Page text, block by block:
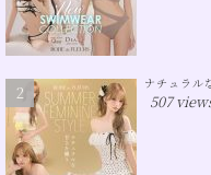
ナチュラ
507